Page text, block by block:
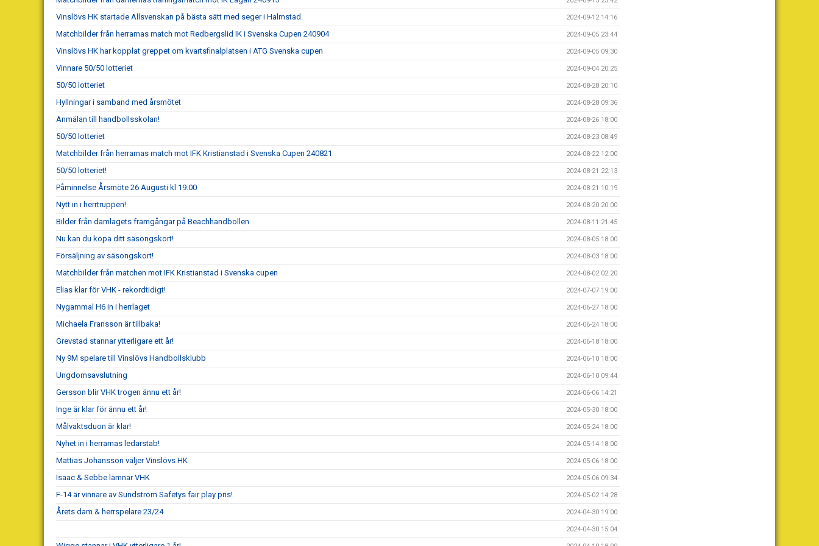
Vinslövs HK startade Allsvenskan på bästa sätt med seger i Halmstad. 2024-09-12 14:16
Matchbilder från herrarnas match mot Redbergslid IK i Svenska Cupen 240904 2024-09-05 23:44
Vinslövs HK har kopplat greppet om kvartsfinalplatsen i ATG Svenska cupen 2024-09-05 09:30
Vinnare 50/50 lotteriet 2024-09-04 20:25
50/50 lotteriet 2024-08-28 20:10
Hyllningar i samband med årsmötet 2024-08-28 09:36
Anmälan till handbollsskolan! 2024-08-26 18:00
50/50 lotteriet 2024-08-23 08:49
Matchbilder från herrarnas match mot IFK Kristianstad i Svenska Cupen 240821 2024-08-22 12:00
50/50 lotteriet! 2024-08-21 22:13
Påminnelse Årsmöte 26 Augusti kl 19.00 2024-08-21 10:19
Nytt in i herrtruppen! 2024-08-20 20:00
Bilder från damlagets framgångar på Beachhandbollen 2024-08-11 21:45
Nu kan du köpa ditt säsongskort! 2024-08-05 18:00
Försäljning av säsongskort! 2024-08-03 18:00
Matchbilder från matchen mot IFK Kristianstad i Svenska cupen 2024-08-02 02:20
Elias klar för VHK - rekordtidigt! 2024-07-07 19:00
Nygammal H6 in i herrlaget 2024-06-27 18:00
Michaela Fransson är tillbaka! 2024-06-24 18:00
Grevstad stannar ytterligare ett år! 2024-06-18 18:00
Ny 9M spelare till Vinslövs Handbollsklubb 2024-06-10 18:00
Ungdomsavslutning 2024-06-10 09:44
Gersson blir VHK trogen ännu ett år! 2024-06-06 14:21
Inge är klar för ännu ett år! 2024-05-30 18:00
Målvaktsduon är klar! 2024-05-24 18:00
Nyhet in i herrarnas ledarstab! 2024-05-14 18:00
Mattias Johansson väljer Vinslövs HK 2024-05-06 18:00
Isaac & Sebbe lämnar VHK 2024-05-06 09:34
F-14 är vinnare av Sundström Safetys fair play pris! 2024-05-02 14:28
Årets dam & herrspelare 23/24 2024-04-30 19:00
2024-04-30 15:04